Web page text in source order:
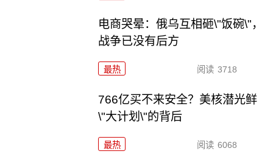
电商哭晕：俄乌互相砸\"饭碗\"，
战争已没有后方
最热 阅读 3718
766亿买不来安全？美核潜光鲜
\"大计划\"的背后
最热 阅读 6068